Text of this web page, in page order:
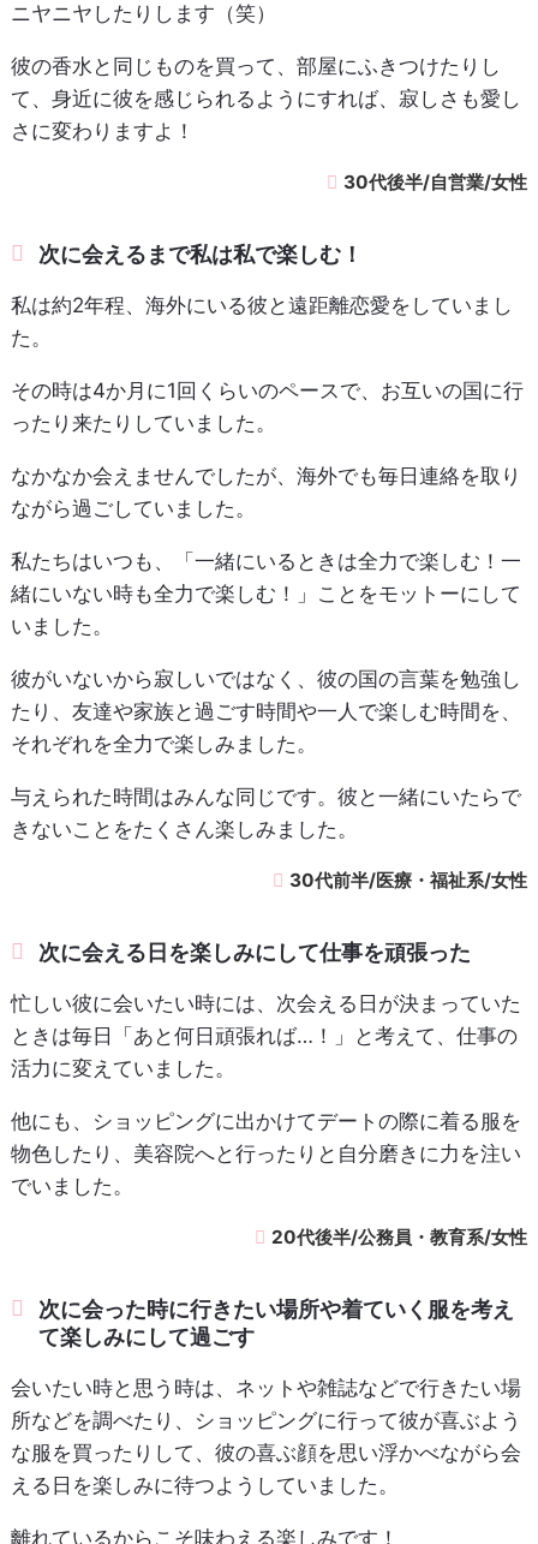
ニヤニヤしたりします（笑）
彼の香水と同じものを買って、部屋にふきつけたりし
て、身近に彼を感じられるようにすれば、寂しさも愛し
さに変わりますよ！
30代後半/自営業/女性
次に会えるまで私は私で楽しむ！
私は約2年程、海外にいる彼と遠距離恋愛をしていまし
た。
その時は4か月に1回くらいのペースで、お互いの国に行
ったり来たりしていました。
なかなか会えませんでしたが、海外でも毎日連絡を取り
ながら過ごしていました。
私たちはいつも、「一緒にいるときは全力で楽しむ！一
緒にいない時も全力で楽しむ！」ことをモットーにして
いました。
彼がいないから寂しいではなく、彼の国の言葉を勉強し
たり、友達や家族と過ごす時間や一人で楽しむ時間を、
それぞれを全力で楽しみました。
与えられた時間はみんな同じです。彼と一緒にいたらで
きないことをたくさん楽しみました。
30代前半/医療・福祉系/女性
次に会える日を楽しみにして仕事を頑張った
忙しい彼に会いたい時には、次会える日が決まっていた
ときは毎日「あと何日頑張れば…！」と考えて、仕事の
活力に変えていました。
他にも、ショッピングに出かけてデートの際に着る服を
物色したり、美容院へと行ったりと自分磨きに力を注い
でいました。
20代後半/公務員・教育系/女性
次に会った時に行きたい場所や着ていく服を考え
て楽しみにして過ごす
会いたい時と思う時は、ネットや雑誌などで行きたい場
所などを調べたり、ショッピングに行って彼が喜ぶよう
な服を買ったりして、彼の喜ぶ顔を思い浮かべながら会
える日を楽しみに待つようしていました。
離れているからこそ味わえる楽しみです！